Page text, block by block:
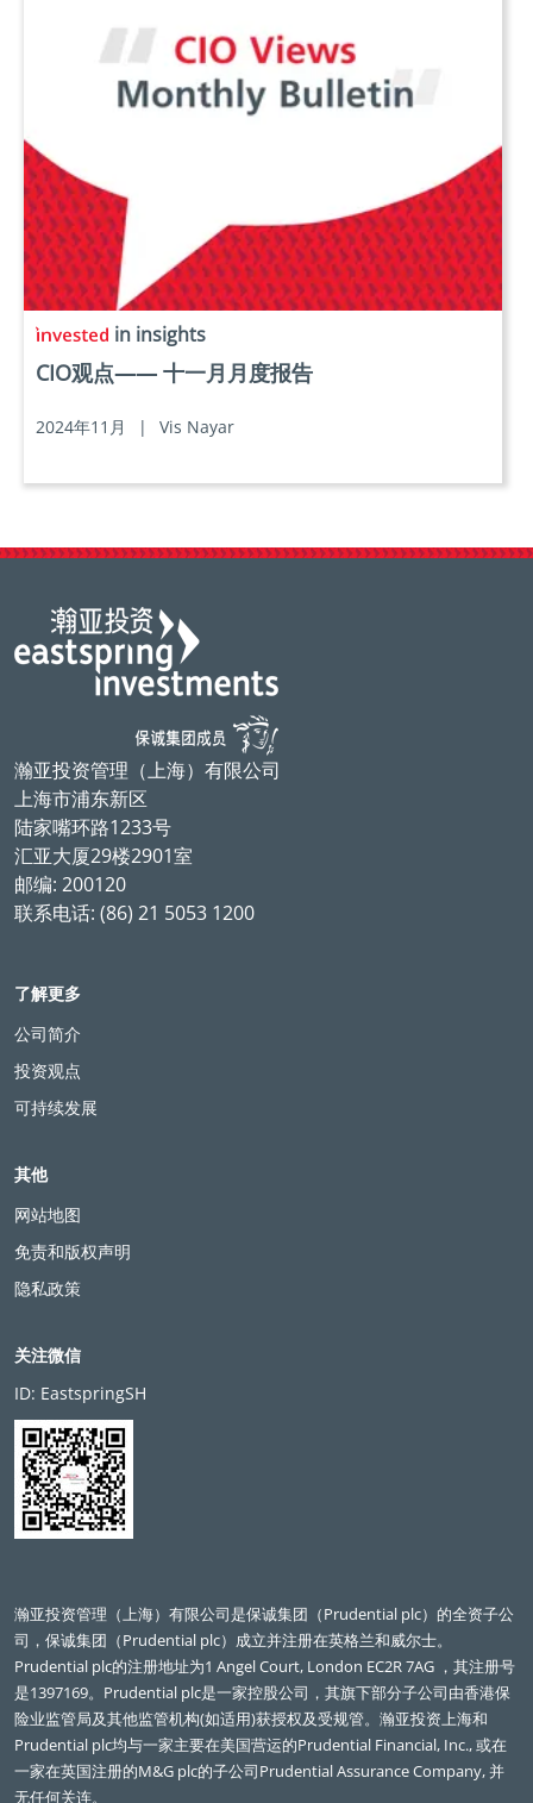
in insights
CIO观点—— 十一月月度报告
2024年11月 | Vis Nayar
瀚亚投资管理（上海）有限公司
上海市浦东新区
陆家嘴环路1233号
汇亚大厦29楼2901室
邮编: 200120
联系电话: (86) 21 5053 1200
了解更多
公司简介
投资观点
可持续发展
其他
网站地图
免责和版权声明
隐私政策
关注微信
ID: EastspringSH
瀚亚投资管理（上海）有限公司是保诚集团（Prudential plc）的全资子公
司，保诚集团（Prudential plc）成立并注册在英格兰和威尔士。
Prudential plc的注册地址为1 Angel Court, London EC2R 7AG ，其注册号
是1397169。Prudential plc是一家控股公司，其旗下部分子公司由香港保
险业监管局及其他监管机构(如适用)获授权及受规管。瀚亚投资上海和
Prudential plc均与一家主要在美国营运的Prudential Financial, Inc., 或在
一家在英国注册的M&G plc的子公司Prudential Assurance Company, 并
无任何关连。